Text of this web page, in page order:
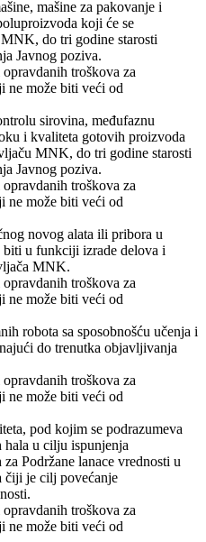
mašine za pakovanje i
koji će se
do tri godine starosti
Javnog poziva.
troškova za
ne može biti veći od
sirovina, međufaznu
i kvaliteta gotovih proizvoda
MNK, do tri godine starosti
Javnog poziva.
troškova za
ne može biti veći od
novog alata ili pribora u
u funkciji izrade delova i
MNK.
troškova za
ne može biti veći od
robota sa sposobnošću učenja i
do trenutka objavljivanja
troškova za
ne može biti veći od
pod kojim se podrazumeva
u cilju ispunjenja
Podržane lanace vrednosti u
čiji je cilj povećanje
troškova za
ne može biti veći od